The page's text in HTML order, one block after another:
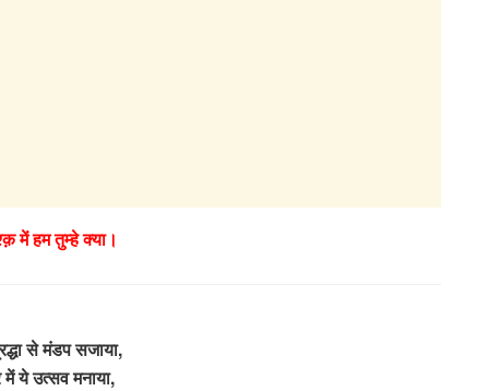
में हम तुम्हे क्या।
से मंडप सजाया,
ये उत्सव मनाया,